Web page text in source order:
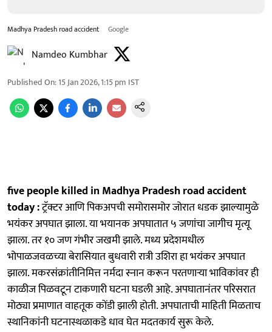
Madhya Pradesh road accident Google
Namdeo Kumbhar
Published On:15 Jan 2026, 1:15 pm IST
five people killed in Madhya Pradesh road accident
today :ट्रॅक्टर आणि पिकअपची समोरासमोर जोरात धडक झाल्यामुळे
भयंकर अपघात झाला. या भयानक अपघातात ५ जणांचा जागीच मृत्यू
झाला. तर १० जण गंभीर जखमी झाले. मध्य प्रदेशमधील
भोपाळजवळच्या बेरासियात बुधवारी रात्री उशिरा हा भयंकर अपघात
झाला. मकरसंक्रांतीनिमित्त नर्मदा स्नान करून परतणाऱ्या भाविकांवर ही
काळीज पिळवटून टाकणारी घटना घडली आहे. अपघातानंतर परिसरात
मोठ्या प्रमाणात वाहतूक कोंडी झाली होती. अपघाताची माहिती मिळताच
स्थानिकांनी घटनास्थळाकडे धाव घेत मदतकार्य सुरू केले.